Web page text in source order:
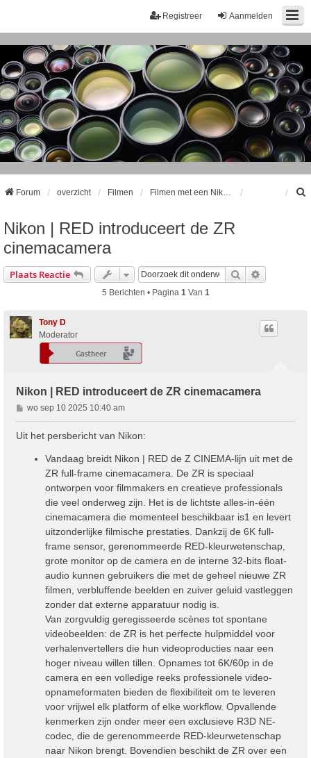
Aanmelden
Registreer
Forum overzicht Filmen
Nikon | RED introduceert de ZR
cinemacamera
Plaats Reactie Zoek
5 Berichten • Pagina 1 Van 1
Tony D
Moderator
Nikon | RED introduceert de ZR cinemacamera
B
e
r
wo sep 10 2025 10:40 am
Uit het persbericht van Nikon:
Vandaag breidt Nikon | RED de Z CINEMA-lijn uit met de
ZR full-frame cinemacamera. De ZR is speciaal
ontworpen voor filmmakers en creatieve professionals
die veel onderweg zijn. Het is de lichtste alles-in-één
cinemacamera die momenteel beschikbaar is1 en levert
uitzonderlijke filmische prestaties. Dankzij de 6K full-
frame sensor, gerenommeerde RED-kleurwetenschap,
grote monitor op de camera en de interne 32-bits float-
audio kunnen gebruikers die met de geheel nieuwe ZR
filmen, verbluffende beelden en zuiver geluid vastleggen
zonder dat externe apparatuur nodig is.
Van zorgvuldig geregisseerde scènes tot spontane
videobeelden: de ZR is het perfecte hulpmiddel voor
verhalenvertellers die hun videoproducties naar een
hoger niveau willen tillen. Opnames tot 6K/60p in de
camera en een volledige reeks professionele video-
opnameformaten bieden de flexibiliteit om te leveren
voor vrijwel elk platform of elke workflow. Opvallende
kenmerken zijn onder meer een exclusieve R3D NE-
codec, die de gerenommeerde RED-kleurwetenschap
naar Nikon brengt. Bovendien beschikt de ZR over een